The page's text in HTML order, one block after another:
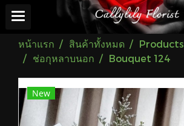
หน้าแรก สินค้าทั้งหมด
Products
ช่อกุหลาบนอก
Bouquet 124
New